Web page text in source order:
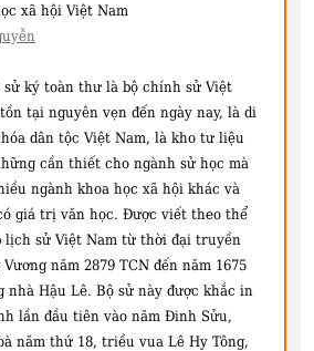
xã hội Việt Nam
ký toàn thư là bộ chính sử Việt
tại nguyên vẹn đến ngày nay, là di
dân tộc Việt Nam, là kho tư liệu
cần thiết cho ngành sử học mà
ngành khoa học xã hội khác và
giá trị văn học. Được viết theo thể
lịch sử Việt Nam từ thời đại truyền
năm 2879 TCN đến năm 1675
nhà Hậu Lê. Bộ sử này được khắc in
lần đầu tiên vào năm Đinh Sửu,
năm thứ 18, triều vua Lê Hy Tông,